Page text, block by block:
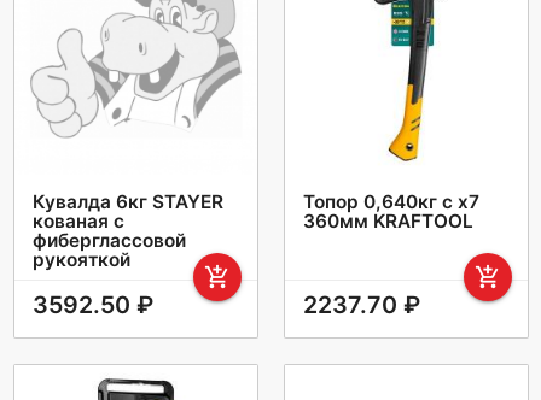
Кувалда 6кг STAYER
кованая с
фиберглассовой
рукояткой
add_shopping_cart
3592.50 ₽
Топор 0,640кг с х7
360мм KRAFTOOL
add_shopping_cart
2237.70 ₽